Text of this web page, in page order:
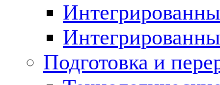
Подготовка и